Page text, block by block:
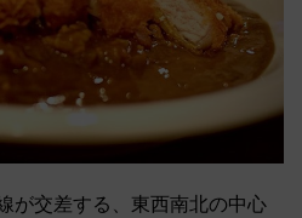
が交差する、東西南北の中心